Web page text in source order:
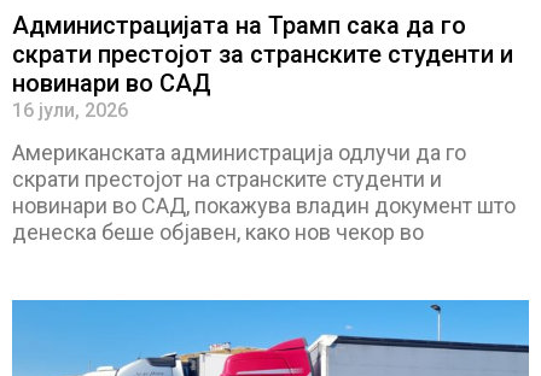
Администрацијата на Трамп сака да го
скрати престојот за странските студенти и
новинари во САД
16 јули, 2026
Американската администрација одлучи да го
скрати престојот на странските студенти и
новинари во САД, покажува владин документ што
денеска беше објавен, како нов чекор во